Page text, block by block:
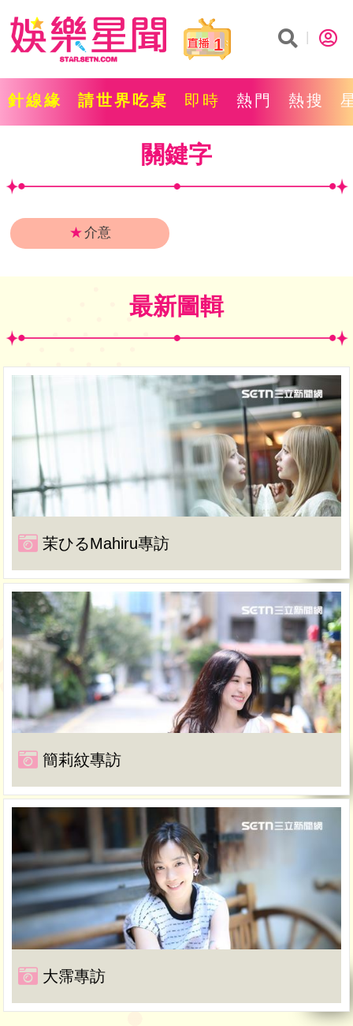
1
針線緣 請世界吃桌 即時 熱門 熱搜
關鍵字
★介意
最新圖輯
茉ひるMahiru專訪
簡莉紋專訪
大霈專訪